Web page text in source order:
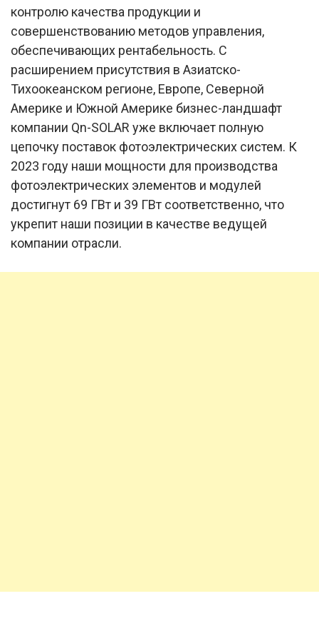
контролю качества продукции и
совершенствованию методов управления,
обеспечивающих рентабельность. С
расширением присутствия в Азиатско-
Тихоокеанском регионе, Европе, Северной
Америке и Южной Америке бизнес-ландшафт
компании Qn-SOLAR уже включает полную
цепочку поставок фотоэлектрических систем. К
2023 году наши мощности для производства
фотоэлектрических элементов и модулей
достигнут 69 ГВт и 39 ГВт соответственно, что
укрепит наши позиции в качестве ведущей
компании отрасли.